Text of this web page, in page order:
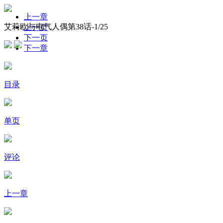
艾莉欧与电气人偶第38话-1/25
上一章
上一页
下一页
下一章
目录
单页
评论
上一章